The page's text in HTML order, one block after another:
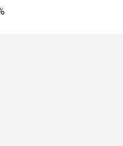
the food
+
any